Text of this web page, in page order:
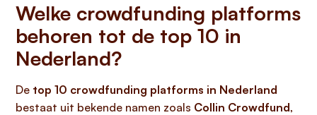
Welke crowdfunding platforms
behoren tot de top 10 in
Nederland?
De top 10 crowdfunding platforms in Nederland
bestaat uit bekende namen zoals Collin Crowdfund,